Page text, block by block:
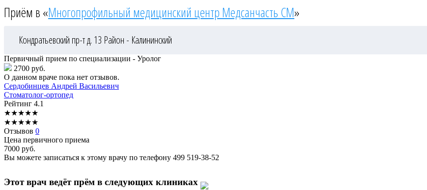
Приём в «Многопрофильный медицинский центр Медсанчасть СМ»
Кондратьевский пр-т д. 13 Район - Калининский
Первичный прием по специализации - Уролог
2700 руб.
О данном враче пока нет отзывов.
Сердобинцев Андрей Васильевич
Стоматолог-ортопед
Рейтинг 4.1
★★★★★
★★★★★
Отзывов 0
Цена первичного приема
7000 руб.
Вы можете записаться к этому врачу по телефону 499 519-38-52
Этот врач ведёт прём в следующих клиниках